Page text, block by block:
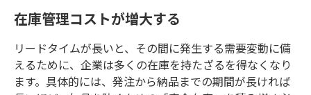
在庫管理コストが増大する
リードタイムが長いと、その間に発生する需要変動に備
えるために、企業は多くの在庫を持たざるを得なくなり
ます。具体的には、発注から納品までの期間が長ければ